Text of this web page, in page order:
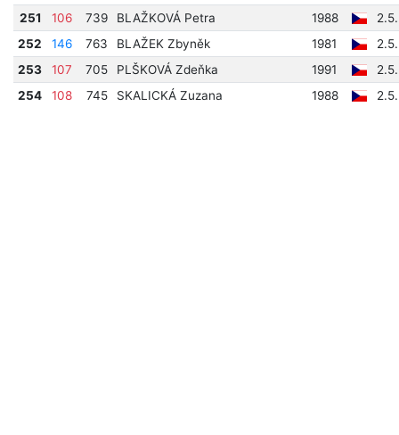
251
106 739 BLAŽKOVÁ Petra 1988
252
146 763 BLAŽEK Zbyněk 1981
253
107 705 PLŠKOVÁ Zdeňka 1991
254
108 745 SKALICKÁ Zuzana 1988